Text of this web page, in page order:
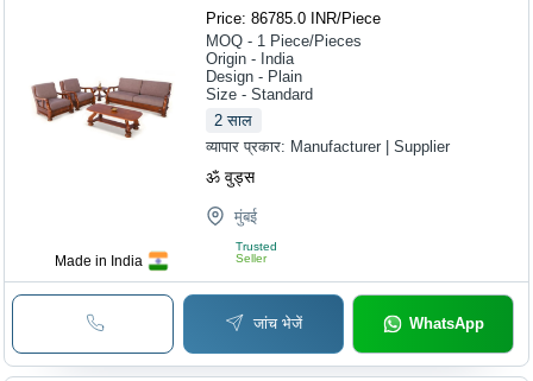
Made in India
Price: 86785.0 INR/Piece
MOQ - 1 Piece/Pieces
Origin - India
Design - Plain
Size - Standard
2 साल
व्यापार प्रकार: Manufacturer | Supplier
ॐ वुड्स
मुंबई
Trusted
Seller
जांच भेजें WhatsApp